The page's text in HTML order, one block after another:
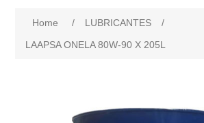
Home / LUBRICANTES
/
LAAPSA ONELA 80W-90 X 205L